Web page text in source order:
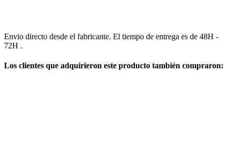
Envio directo desde el fabricante. El tiempo de entrega es de 48H -
72H .
Los clientes que adquirieron este producto también compraron: